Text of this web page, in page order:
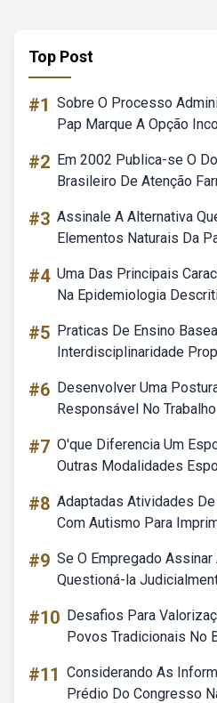
Top Post
#1 Sobre O Processo
Pap Marque A Opção
#2 Em 2002 Publica-se O
Brasileiro De Atenção
#3 Assinale A Alternativa
Elementos Naturais Da
#4 Uma Das Principais
Na Epidemiologia
#5 Praticas De Ensino
Interdisciplinaridade
#6 Desenvolver Uma
Responsável No
#7 O'que Diferencia Um
Outras Modalidades
#8 Adaptadas Atividades
Com Autismo Para
#9 Se O Empregado
Questioná-la
#10 Desafios Para
Povos Tradicionais No
#11 Considerando As
Prédio Do Congresso